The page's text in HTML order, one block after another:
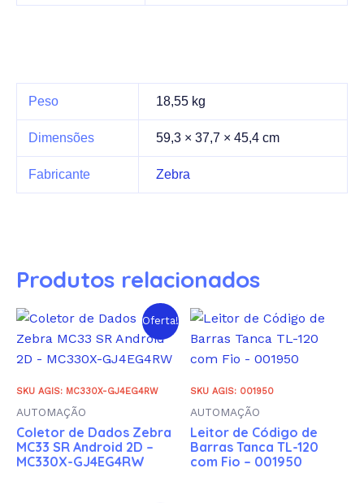
Peso 18,55 kg
Dimensões 59,3 × 37,7 × 45,4 cm
Fabricante Zebra
Produtos relacionados
Oferta!
SKU AGIS: MC330X-GJ4EG4RW
AUTOMAÇÃO
Coletor de Dados Zebra
MC33 SR Android 2D –
MC330X-GJ4EG4RW
SKU AGIS: 001950
AUTOMAÇÃO
Leitor de Código de
Barras Tanca TL-120
com Fio – 001950